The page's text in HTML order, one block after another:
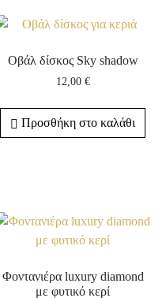
Οβάλ δίσκος Sky shadow
12,00 €
Προσθήκη στο καλάθι
Φοντανιέρα luxury diamond
με φυτικό κερί